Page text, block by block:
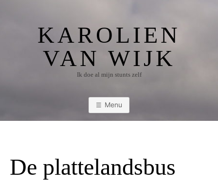
KAROLIEN
VAN WIJK
Ik doe al mijn stunts zelf
Menu
De plattelandsbus